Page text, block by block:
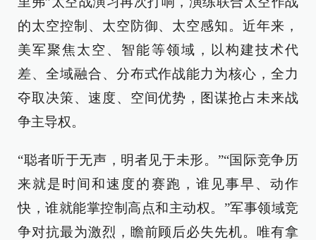
的太空控制、太空防御、太空感知。近年来，
美军聚焦太空、智能等领域，以构建技术代
差、全域融合、分布式作战能力为核心，全力
夺取决策、速度、空间优势，图谋抢占未来战
争主导权。
“聪者听于无声，明者见于未形。”“国际竞争历
来就是时间和速度的赛跑，谁见事早、动作
快，谁就能掌控制高点和主动权。”军事领域竞
争对抗最为激烈，瞻前顾后必失先机。唯有拿